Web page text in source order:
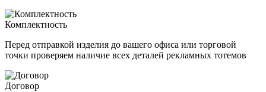
Комплектность
Перед отправкой изделия до вашего офиса или торговой
точки проверяем наличие всех деталей рекламных тотемов
Договор